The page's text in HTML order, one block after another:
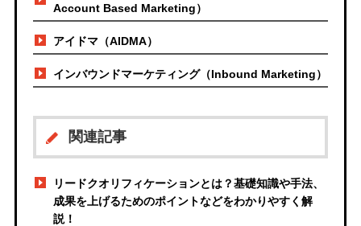
Account Based Marketing）
アイドマ（AIDMA）
インバウンドマーケティング（Inbound Marketing）
関連記事
リードクオリフィケーションとは？基礎知識や手法、
成果を上げるためのポイントなどをわかりやすく解
説！